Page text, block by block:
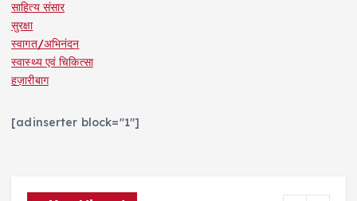
साहित्य संसार
सुरक्षा
स्वागत/अभिनंदन
स्वास्थ्य एवं चिकित्सा
हज़ारीबाग
[adinserter block="1"]